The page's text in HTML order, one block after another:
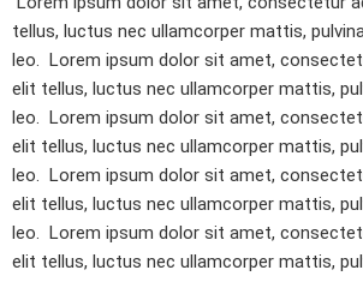
tellus, luctus nec ullamcorper mattis,
leo. Lorem ipsum dolor sit amet,
elit tellus, luctus nec ullamcorper mattis,
leo. Lorem ipsum dolor sit amet,
elit tellus, luctus nec ullamcorper mattis,
leo. Lorem ipsum dolor sit amet,
elit tellus, luctus nec ullamcorper mattis,
leo. Lorem ipsum dolor sit amet,
elit tellus, luctus nec ullamcorper mattis,